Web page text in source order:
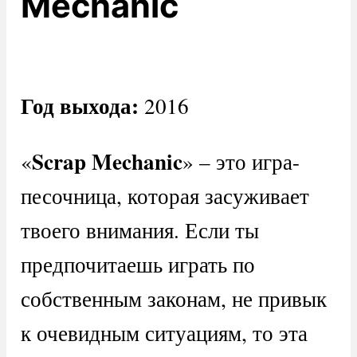
Год выхода: 2016
«Scrap Mechanic» – это игра-
песочница, которая засуживает
твоего внимания. Если ты
предпочитаешь играть по
собственным законам, не привык
к очевидным ситуациям, то эта